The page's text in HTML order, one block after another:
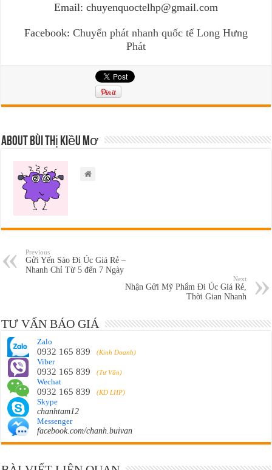
Email: chuyenquoctelhp@gmail.com
Facebook: Chuyển phát nhanh quốc tế Long Hưng
Phát
About Bùi Thị Kiều Mơ
Previous
Gửi Yến Sào Đi Úc Giá Rẻ –
Nhanh Chỉ Từ 5 đến 7 Ngày
Next
Nhận Gửi Mỹ Phẩm Đi Úc Giá Rẻ,
Thời Gian Nhanh
TƯ VẤN BÁO GIÁ
Zalo
0932 165 839 (Kinh Doanh)
Viber
0932 165 839 (Tư Vấn)
Wechat
0932 165 839 (KD LHP)
Skype
chanhtam12
Messenger
facebook.com/chanh.buivan